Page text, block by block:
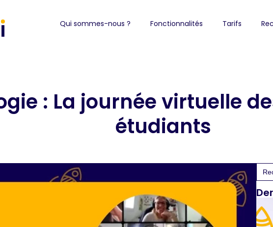
Qui sommes-nous ? Fonctionnalités Tarifs
: La journée virtuelle
étudiants
for: